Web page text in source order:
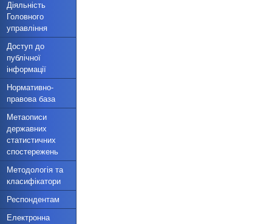
Діяльність
Головного
управління
Доступ до
публічної
інформації
Нормативно-
правова база
Метаописи
державних
статистичних
спостережень
Методологія та
класифікатори
Респондентам
Електронна